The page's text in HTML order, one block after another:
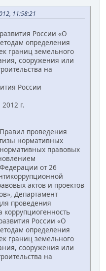
11:58:21
России «О
определения
границ земельного
сооружения или
на
России
г.
проведения
нормативных
правовых
от 26
актов и проектов
Департамент
проведения
коррупциогенность
России «О
определения
границ земельного
сооружения или
на